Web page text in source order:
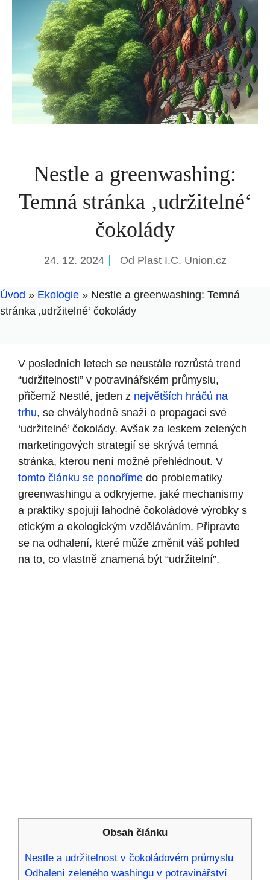
Nestle a greenwashing:
Temná stránka ‚udržitelné‘
čokolády
24. 12. 2024 Od Plast I.C. Union.cz
Úvod » Ekologie » Nestle a greenwashing: Temná
stránka ‚udržitelné‘ čokolády
V posledních letech se neustále rozrůstá trend
“udržitelnosti” v potravinářském průmyslu,
přičemž Nestlé, jeden z největších hráčů na
trhu, se chvályhodně snaží o propagaci své
‘udržitelné’ čokolády. Avšak za leskem zelených
marketingových strategií se skrývá temná
stránka, kterou není možné přehlédnout. V
tomto článku se ponoříme do problematiky
greenwashingu a odkryjeme, jaké mechanismy
a praktiky spojují lahodné čokoládové výrobky s
etickým a ekologickým vzděláváním. Připravte
se na odhalení, které může změnit váš pohled
na to, co vlastně znamená být “udržitelní”.
Obsah článku
Nestle a udržitelnost v čokoládovém průmyslu
Odhalení zeleného washingu v potravinářství